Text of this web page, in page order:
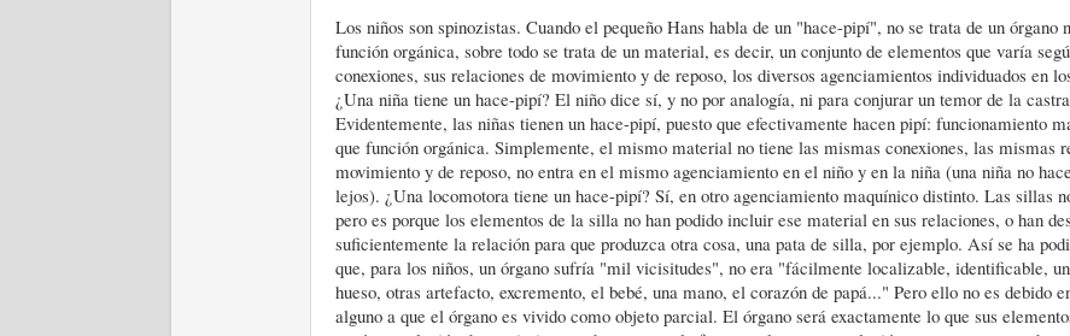
Los niños son spinozistas. Cuando el pequeño Hans habla de un "hace-pipí", no se trata de un órgano
función orgánica, sobre todo se trata de un material, es decir, un conjunto de elementos que varía
conexiones, sus relaciones de movimiento y de reposo, los diversos agenciamientos individuados en
¿Una niña tiene un hace-pipí? El niño dice sí, y no por analogía, ni para conjurar un temor de la
Evidentemente, las niñas tienen un hace-pipí, puesto que efectivamente hacen pipí: funcionamiento
que función orgánica. Simplemente, el mismo material no tiene las mismas conexiones, las mismas
movimiento y de reposo, no entra en el mismo agenciamiento en el niño y en la niña (una niña no
lejos). ¿Una locomotora tiene un hace-pipí? Sí, en otro agenciamiento maquínico distinto. Las sillas
pero es porque los elementos de la silla no han podido incluir ese material en sus relaciones, o han
suficientemente la relación para que produzca otra cosa, una pata de silla, por ejemplo. Así se ha
que, para los niños, un órgano sufría "mil vicisitudes", no era "fácilmente localizable, identificable,
hueso, otras artefacto, excremento, el bebé, una mano, el corazón de papá..." Pero ello no es debido
alguno a que el órgano es vivido como objeto parcial. El órgano será exactamente lo que sus